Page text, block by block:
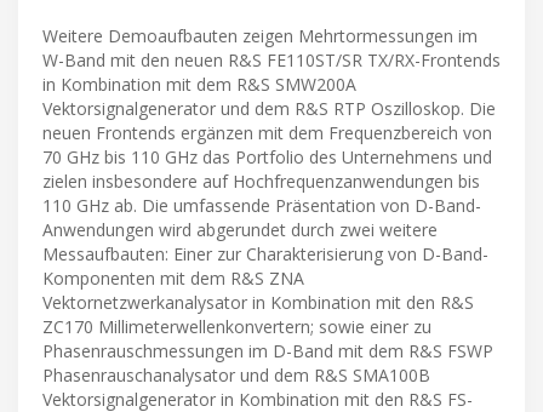
Weitere Demoaufbauten zeigen Mehrtormessungen im
W-Band mit den neuen R&S FE110ST/SR TX/RX-Frontends
in Kombination mit dem R&S SMW200A
Vektorsignalgenerator und dem R&S RTP Oszilloskop. Die
neuen Frontends ergänzen mit dem Frequenzbereich von
70 GHz bis 110 GHz das Portfolio des Unternehmens und
zielen insbesondere auf Hochfrequenzanwendungen bis
110 GHz ab. Die umfassende Präsentation von D-Band-
Anwendungen wird abgerundet durch zwei weitere
Messaufbauten: Einer zur Charakterisierung von D-Band-
Komponenten mit dem R&S ZNA
Vektornetzwerkanalysator in Kombination mit den R&S
ZC170 Millimeterwellenkonvertern; sowie einer zu
Phasenrauschmessungen im D-Band mit dem R&S FSWP
Phasenrauschanalysator und dem R&S SMA100B
Vektorsignalgenerator in Kombination mit den R&S FS-